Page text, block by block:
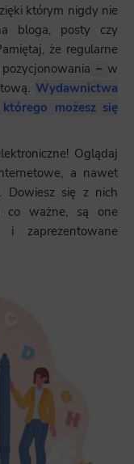
którym nigdy nie
bloga, posty czy
że regularne
–w
Wydawnictwa
możesz się
Oglądaj
a nawet
Dowiesz się z nich
co ważne, są one
zaprezentowane